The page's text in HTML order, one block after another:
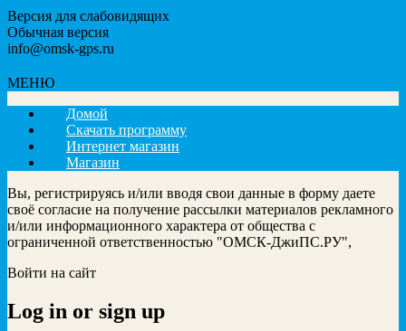
Версия для слабовидящих
Обычная версия
info@omsk-gps.ru
МЕНЮ
Домой
Скачать программу
Интернет магазин
Магазин
Вы, регистрируясь и/или вводя свои данные в форму даете
своё согласие на получение рассылки материалов рекламного
и/или информационного характера от общества с
ограниченной ответственностью "ОМСК-ДжиПС.РУ",
Войти на сайт
Log in or sign up